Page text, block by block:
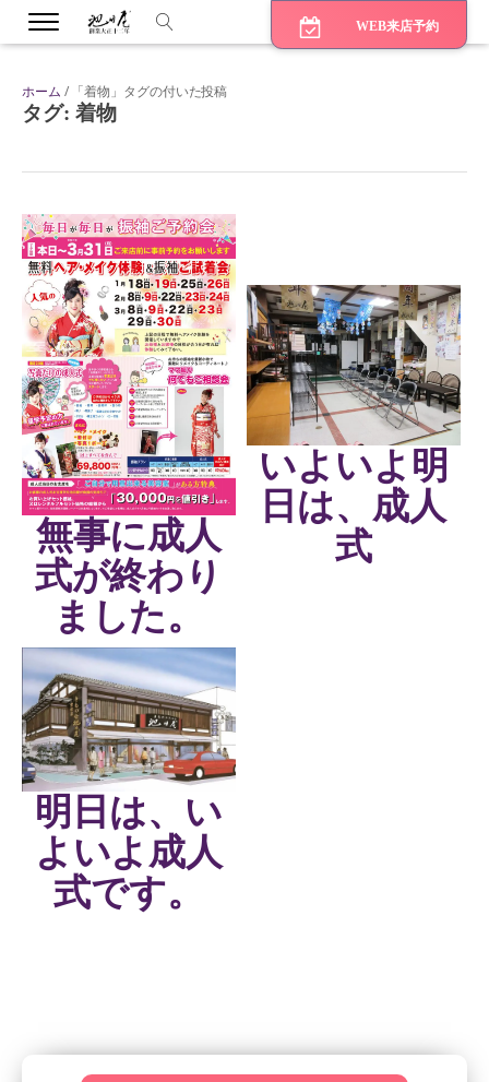
WEB来店予約
ホーム / 「着物」タグの付いた投稿
タグ: 着物
無事に成人
式が終わり
ました。
いよいよ明
日は、成人
式
明日は、い
よいよ成人
式です。